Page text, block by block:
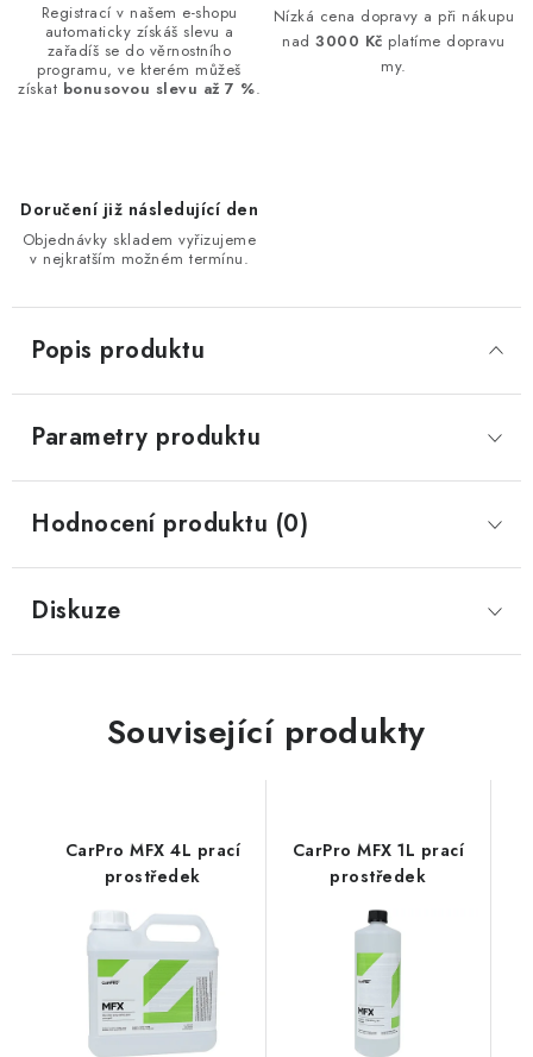
Registrací v našem e-shopu
automaticky získáš slevu a
zařadíš se do věrnostního
programu, ve kterém můžeš
získat bonusovou slevu až 7 %.
Nízká cena dopravy a při nákupu
nad3000 Kč platíme dopravu
my.
Doručení již následující den
Objednávky skladem vyřizujeme
v nejkratším možném termínu.
Popis produktu
Parametry produktu
Hodnocení produktu (0)
Diskuze
Související produkty
CarPro MFX 4L prací
prostředek
CarPro MFX 1L prací
prostředek